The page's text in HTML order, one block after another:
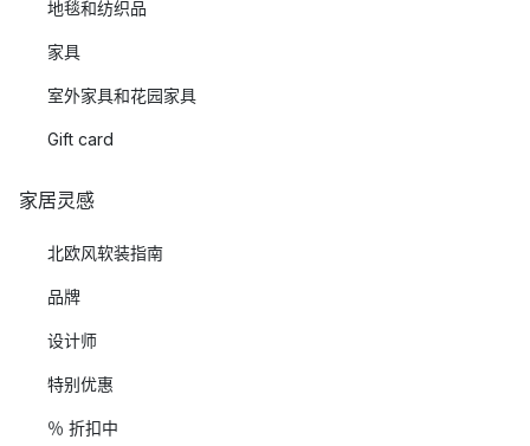
地毯和纺织品
家具
室外家具和花园家具
Gift card
家居灵感
北欧风软装指南
品牌
设计师
特别优惠
％ 折扣中